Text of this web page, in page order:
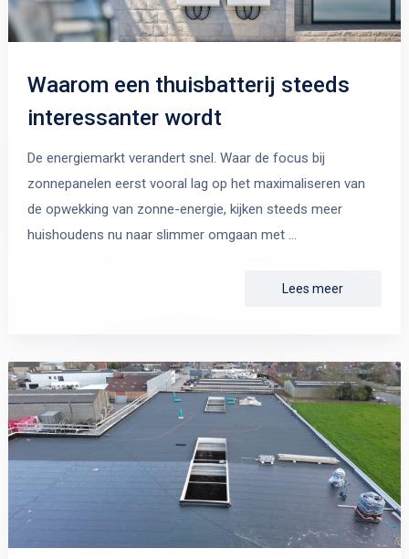
Waarom een thuisbatterij steeds
interessanter wordt
De energiemarkt verandert snel. Waar de focus bij
zonnepanelen eerst vooral lag op het maximaliseren van
de opwekking van zonne-energie, kijken steeds meer
huishoudens nu naar slimmer omgaan met …
Lees meer